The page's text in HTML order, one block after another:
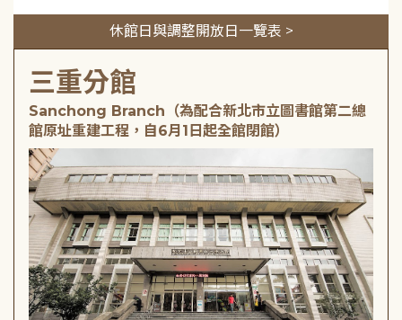
休館日與調整開放日一覽表 >
三重分館
Sanchong Branch（為配合新北市立圖書館第二總
館原址重建工程，自6月1日起全館閉館）